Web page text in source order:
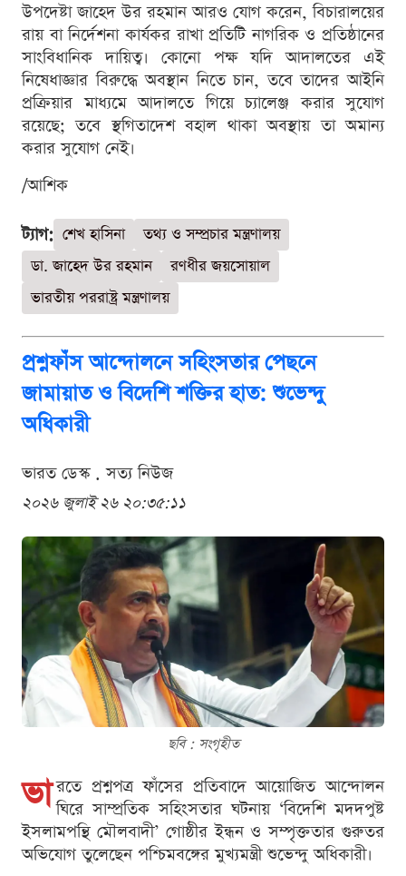
উপদেষ্টা জাহেদ উর রহমান আরও যোগ করেন, বিচারালয়ের
রায় বা নির্দেশনা কার্যকর রাখা প্রতিটি নাগরিক ও প্রতিষ্ঠানের
সাংবিধানিক দায়িত্ব। কোনো পক্ষ যদি আদালতের এই
নিষেধাজ্ঞার বিরুদ্ধে অবস্থান নিতে চান, তবে তাদের আইনি
প্রক্রিয়ার মাধ্যমে আদালতে গিয়ে চ্যালেঞ্জ করার সুযোগ
রয়েছে; তবে স্থগিতাদেশ বহাল থাকা অবস্থায় তা অমান্য
করার সুযোগ নেই।
/আশিক
ট্যাগ: শেখ হাসিনা
তথ্য ও সম্প্রচার মন্ত্রণালয়
ডা. জাহেদ উর রহমান
রণধীর জয়সোয়াল
ভারতীয় পররাষ্ট্র মন্ত্রণালয়
প্রশ্নফাঁস আন্দোলনে সহিংসতার পেছনে
জামায়াত ও বিদেশি শক্তির হাত: শুভেন্দু
অধিকারী
ভারত ডেস্ক . সত্য নিউজ
২০২৬ জুলাই ২৬ ২০:৩৫:১১
ছবি : সংগৃহীত
ভা রতে প্রশ্নপত্র ফাঁসের প্রতিবাদে আয়োজিত আন্দোলন
ঘিরে সাম্প্রতিক সহিংসতার ঘটনায় ‘বিদেশি মদদপুষ্ট
ইসলামপন্থি মৌলবাদী’ গোষ্ঠীর ইন্ধন ও সম্পৃক্ততার গুরুতর
অভিযোগ তুলেছেন পশ্চিমবঙ্গের মুখ্যমন্ত্রী শুভেন্দু অধিকারী।